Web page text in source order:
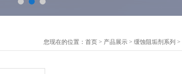
您现在的位置： 首页 > 产品展示 > 缓蚀阻垢剂系列 >